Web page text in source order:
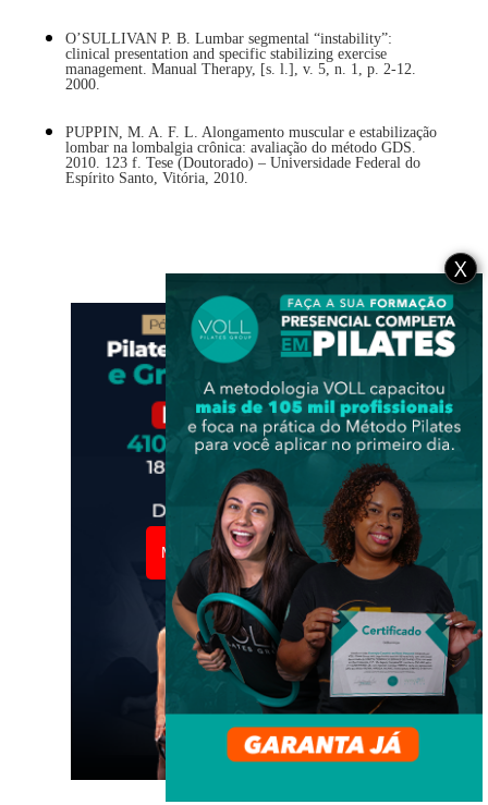
O’SULLIVAN P. B. Lumbar segmental “instability”:
clinical presentation and specific stabilizing exercise
management. Manual Therapy, [s. l.], v. 5, n. 1, p. 2-12.
2000.
PUPPIN, M. A. F. L. Alongamento muscular e estabilização
lombar na lombalgia crônica: avaliação do método GDS.
2010. 123 f. Tese (Doutorado) – Universidade Federal do
Espírito Santo, Vitória, 2010.
MATRICULE-SE
X